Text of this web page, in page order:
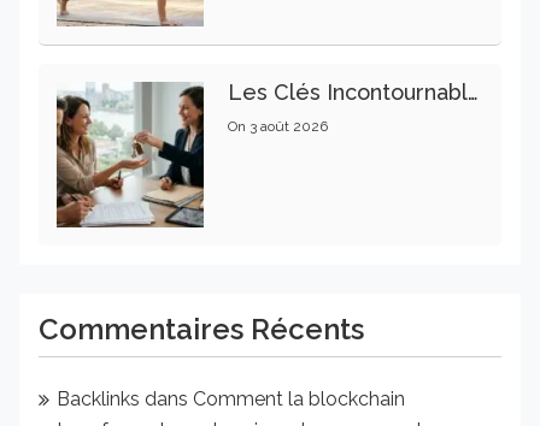
Les Clés Incontournables Pour Réussir Vos Transactions Immobilières
On 3 août 2026
Commentaires Récents
Backlinks dans Comment la blockchain